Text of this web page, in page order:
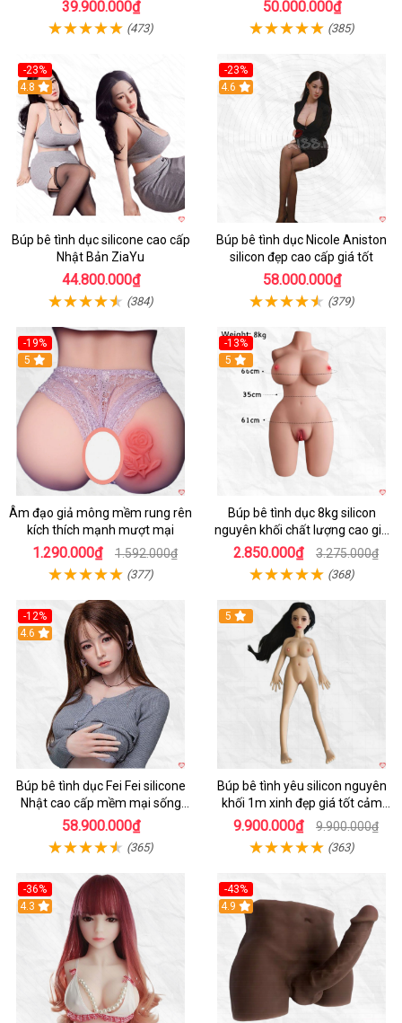
39.900.000₫
(473)
50.000.000₫
(385)
-23%
4.8
Búp bê tình dục silicone cao cấp
Nhật Bản ZiaYu
44.800.000₫
(384)
-23%
4.6
Búp bê tình dục Nicole Aniston
silicon đẹp cao cấp giá tốt
58.000.000₫
(379)
-19%
Hot
5
Âm đạo giả mông mềm rung rên
kích thích mạnh mượt mại
1.290.000₫ 1.592.000₫
(377)
-13%
5
Búp bê tình dục 8kg silicon
nguyên khối chất lượng cao giá
tốt
2.850.000₫ 3.275.000₫
(368)
-12%
Hot
4.6
Búp bê tình dục Fei Fei silicone
Nhật cao cấp mềm mại sống
động
58.900.000₫
(365)
5
Búp bê tình yêu silicon nguyên
khối 1m xinh đẹp giá tốt cảm
giác thật
9.900.000₫ 9.900.000₫
(363)
-36%
4.3
-43%
Hot
4.9